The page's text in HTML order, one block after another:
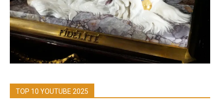
TOP 10 YOUTUBE 2025